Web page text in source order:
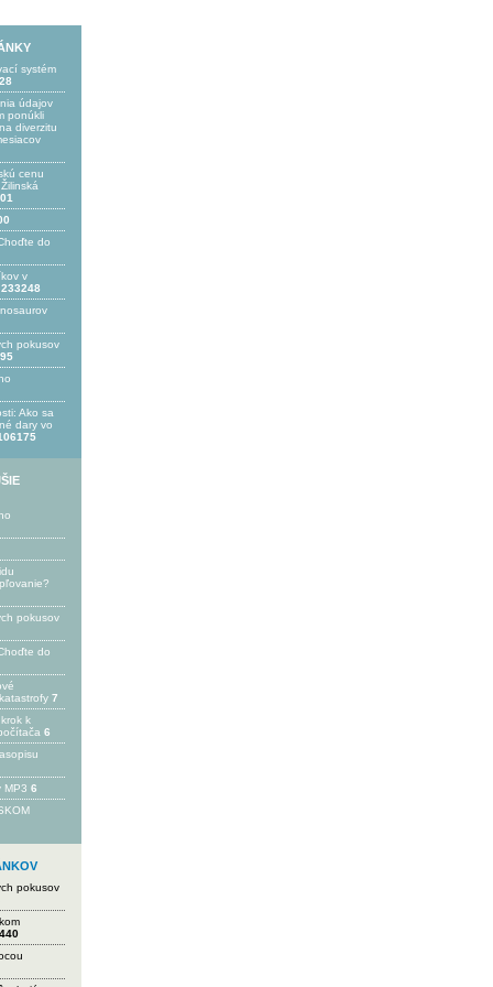
systém
údajov
ponúkli
diverzitu
cenu
do
v
233248
pokusov
Ako sa
dary vo
pokusov
do
7
k
6
MP3 6
pokusov